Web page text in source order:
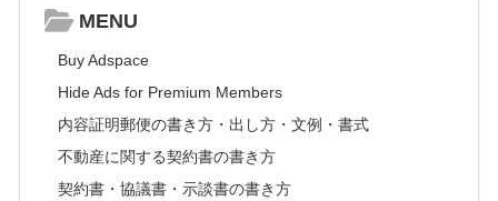
MENU
Buy Adspace
Hide Ads for Premium Members
内容証明郵便の書き方・出し方・文例・書式
不動産に関する契約書の書き方
契約書・協議書・示談書の書き方